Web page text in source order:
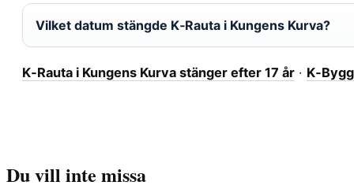
Vilket datum stängde K‑Rauta i Kungens Kurva?
K‑Rauta i Kungens Kurva stänger efter 17 år ·
Du vill inte missa